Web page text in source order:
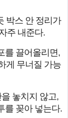
박스 안 정리가
주 내준다.
를 끌어올리면,
게 무너질 가능
놓치지 않고,
를 꽂아 넣는다.